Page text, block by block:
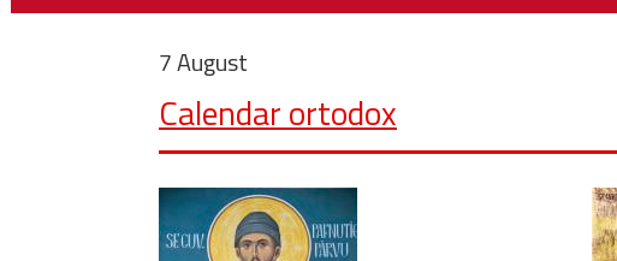
7 August
Calendar ortodox